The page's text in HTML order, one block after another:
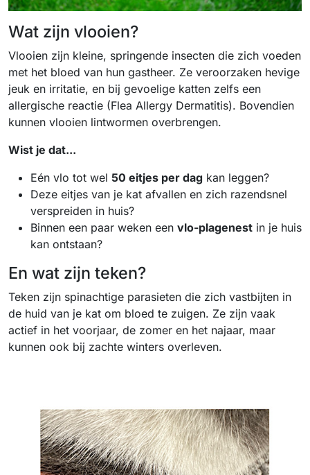
Wat zijn vlooien?
Vlooien zijn kleine, springende insecten die zich voeden
met het bloed van hun gastheer. Ze veroorzaken hevige
jeuk en irritatie, en bij gevoelige katten zelfs een
allergische reactie (Flea Allergy Dermatitis). Bovendien
kunnen vlooien lintwormen overbrengen.
Wist je dat...
Eén vlo tot wel 50 eitjes per dag kan leggen?
Deze eitjes van je kat afvallen en zich razendsnel
verspreiden in huis?
Binnen een paar weken een vlo-plagenest in je huis
kan ontstaan?
En wat zijn teken?
Teken zijn spinachtige parasieten die zich vastbijten in
de huid van je kat om bloed te zuigen. Ze zijn vaak
actief in het voorjaar, de zomer en het najaar, maar
kunnen ook bij zachte winters overleven.